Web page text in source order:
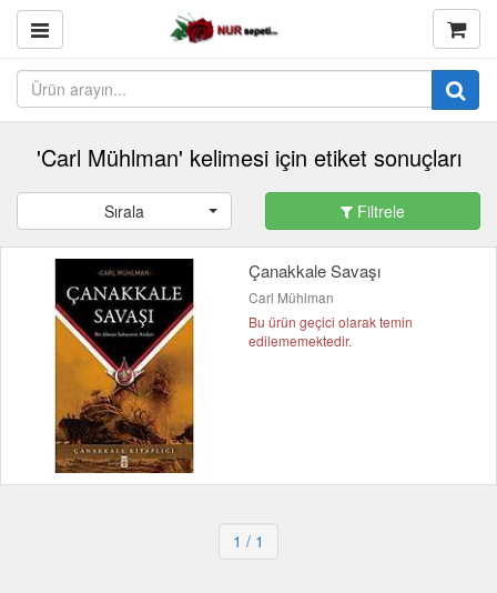
'Carl Mühlman' kelimesi için etiket sonuçları
Sırala Filtrele
Çanakkale Savaşı
Carl Mühlman
Bu ürün geçici olarak temin
edilememektedir.
1 / 1